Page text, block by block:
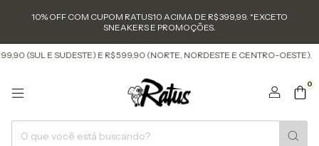
10% OFF COM CUPOM RATUS10 ACIMA DE R$ 399,99. *EXCETO
SNEAKERS E PROMOÇÕES.
E SUDESTE) E R$ 599,90 (NORTE, NORDESTE E CENTRO-OESTE).
0